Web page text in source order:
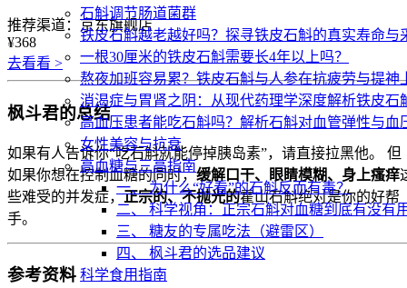
石斛调节肠道菌群
铁皮石斛越老越好吗？探寻铁皮石斛的真实寿命与
一根30厘米的铁皮石斛需要长4年以上吗？
熬夜加班容易累？铁皮石斛与人参在抗疲劳与提神
消渴症与胃肾之阴：从现代药理学深度解析铁皮石
高血压患者能吃石斛吗？解析石斛对血管弹性与血
女性美容与抗衰
高血糖与三高指南
一、 为什么“好看”的石斛反而有毒？
二、 科学视角：正宗石斛对血糖到底有没有
三、 糖友的专属吃法（避雷区）
四、 枫斗君的选品建议
科学食用指南
推荐渠道：京东旗舰店
¥368
去看看 >
枫斗君的总结
如果有人告诉你“吃石斛就能停掉胰岛素”，请直接拉黑他。 但
如果你想在控制血糖的同时，缓解口干、眼睛模糊、身上瘙痒
些难受的并发症，正宗的、不抛光的霍山石斛绝对是你的好帮
手。
参考资料